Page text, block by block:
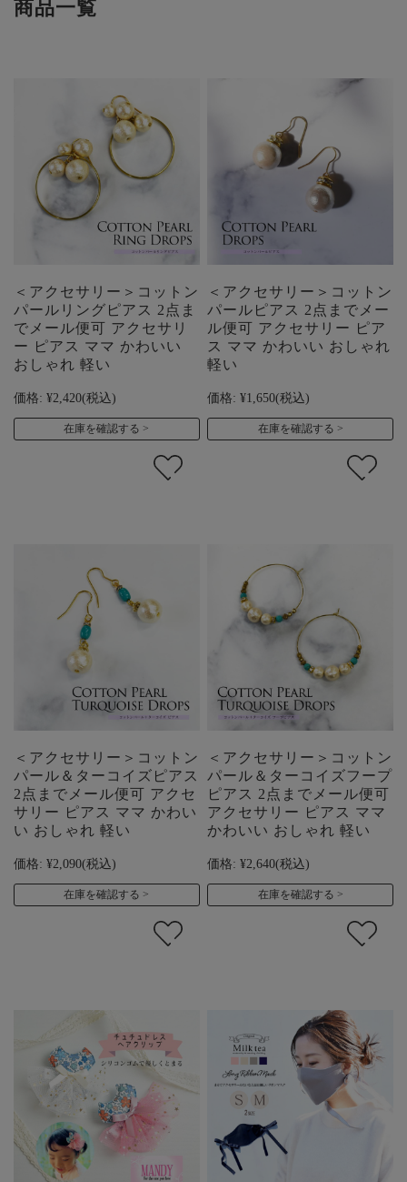
商品一覧
＜アクセサリー＞コットン
パールリングピアス 2点ま
でメール便可 アクセサリ
ー ピアス ママ かわいい
おしゃれ 軽い
価格: ¥2,420(税込)
在庫を確認する
＜アクセサリー＞コットン
パールピアス 2点までメー
ル便可 アクセサリー ピア
ス ママ かわいい おしゃれ
軽い
価格: ¥1,650(税込)
在庫を確認する
＜アクセサリー＞コットン
パール＆ターコイズピアス
2点までメール便可 アクセ
サリー ピアス ママ かわい
い おしゃれ 軽い
価格: ¥2,090(税込)
在庫を確認する
＜アクセサリー＞コットン
パール＆ターコイズフープ
ピアス 2点までメール便可
アクセサリー ピアス ママ
かわいい おしゃれ 軽い
価格: ¥2,640(税込)
在庫を確認する